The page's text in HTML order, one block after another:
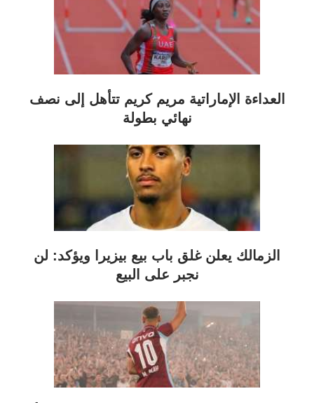
العداءة الإماراتية مريم كريم تتأهل إلى نصف
نهائي بطولة
الزمالك يعلن غلق باب بيع بيزيرا ويؤكد: لن
نجبر على البيع